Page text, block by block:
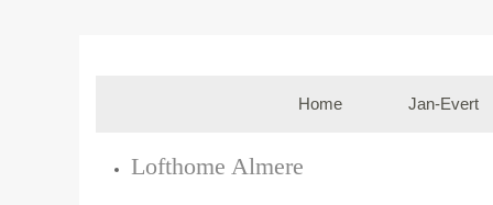
Home Jan-Evert
Lofthome Almere